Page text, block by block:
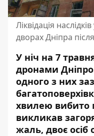
Ліквідація
дворах Дніпра
У ніч на 7
дронами
одного з них
хвилею вибито
викликав
жаль, двоє